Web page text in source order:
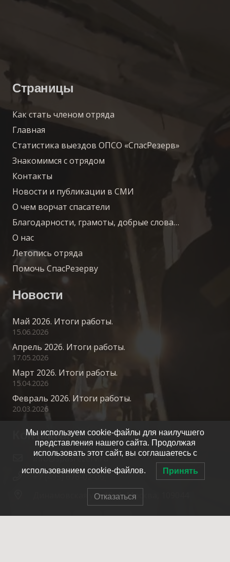
Страницы
Как стать членом отряда
Главная
Статистика выездов ОПСО «СпасРезерв»
Знакомимся с отрядом
Контакты
Новости и публикации в СМИ
О чем ворчат спасатели
Благодарности, грамоты, добрые слова…
О нас
Летопись отряда
Помочь СпасРезерву
Новости
Май 2026. Итоги работы.
15.06.2026
Апрель 2026. Итоги работы.
17.05.2026
Март 2026. Итоги работы.
15.04.2026
Февраль 2026. Итоги работы.
20.03.2026
Контакты
info@spasrezerv.ru
+7 (495) 676-02-06
Динамовская ул., 10к1, Москва, 109044
Мы используем cookie-файлы для наилучшего
представления нашего сайта. Продолжая
использовать этот сайт, вы соглашаетесь с
использованием cookie-файлов. Принять
Отказаться